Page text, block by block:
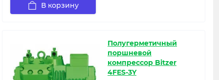
В корзину
Полугерметичный
поршневой
компрессор Bitzer
4FES-3Y